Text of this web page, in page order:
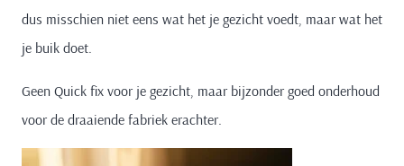
dus misschien niet eens wat het je gezicht voedt, maar wat het
je buik doet.
Geen Quick fix voor je gezicht, maar bijzonder goed onderhoud
voor de draaiende fabriek erachter.